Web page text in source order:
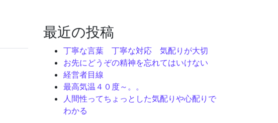
最近の投稿
丁寧な言葉 丁寧な対応 気配りが大切
お先にどうぞの精神を忘れてはいけない
経営者目線
最高気温４０度～。。
人間性ってちょっとした気配りや心配りで
わかる